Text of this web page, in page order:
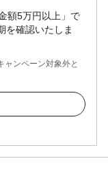
額5万円以上」で
を確認いたしま
ンペーン対象外と